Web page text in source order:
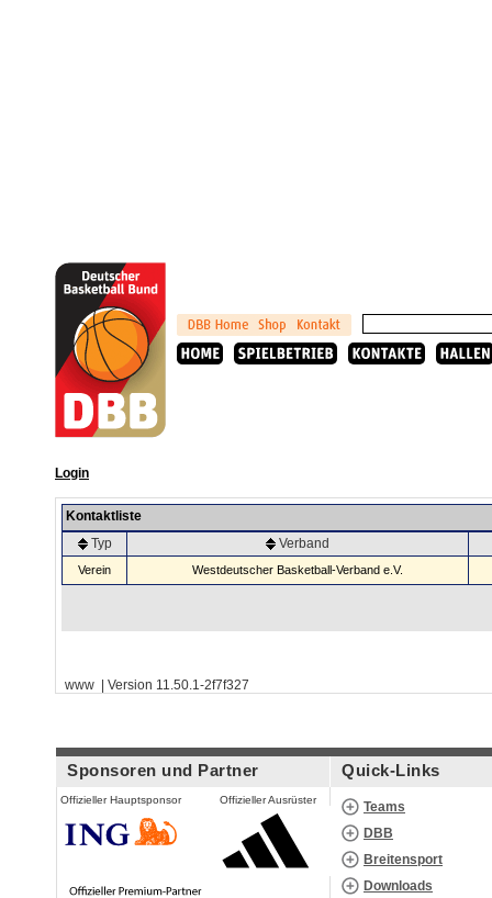
Login
Kontaktliste
Typ
Verband
Verein Westdeutscher Basketball-Verband e.V.
www | Version 11.50.1-2f7f327
Sponsoren und Partner
Offizieller Hauptsponsor Offizieller Ausrüster
Quick-Links
Teams
DBB
Breitensport
Downloads